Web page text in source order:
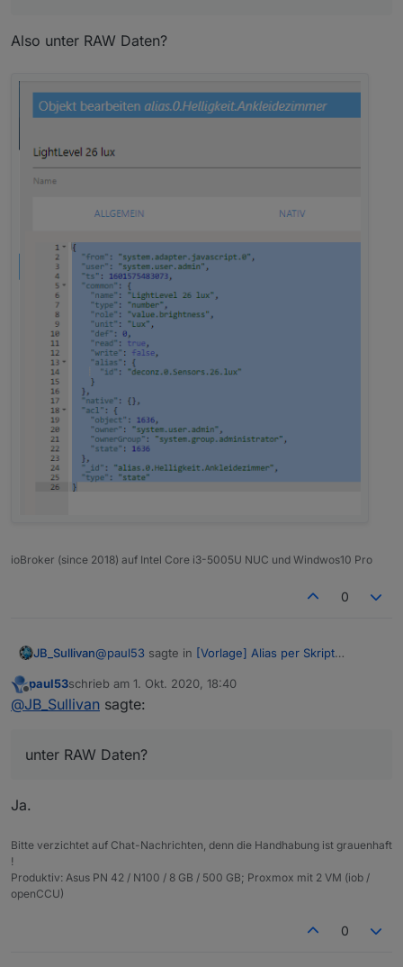
Also unter RAW Daten?
ioBroker (since 2018) auf Intel Core i3-5005U NUC und Windwos10 Pro
0
JB_Sullivan@paul53 sagte in [Vorlage] Alias per Skript
@JB_Sullivan
Wie weise ich dieser Alias Bezeichnung
die neue Hardware zu
Offline
paul53schrieb am 1. Okt. 2020, 18:40
zuletzt editiert von
@JB_Sullivan sagte:
unter RAW Daten?
Ja.
Bitte verzichtet auf Chat-Nachrichten, denn die Handhabung ist grauenhaft
!
Produktiv: Asus PN 42 / N100 / 8 GB / 500 GB; Proxmox mit 2 VM (iob /
openCCU)
0